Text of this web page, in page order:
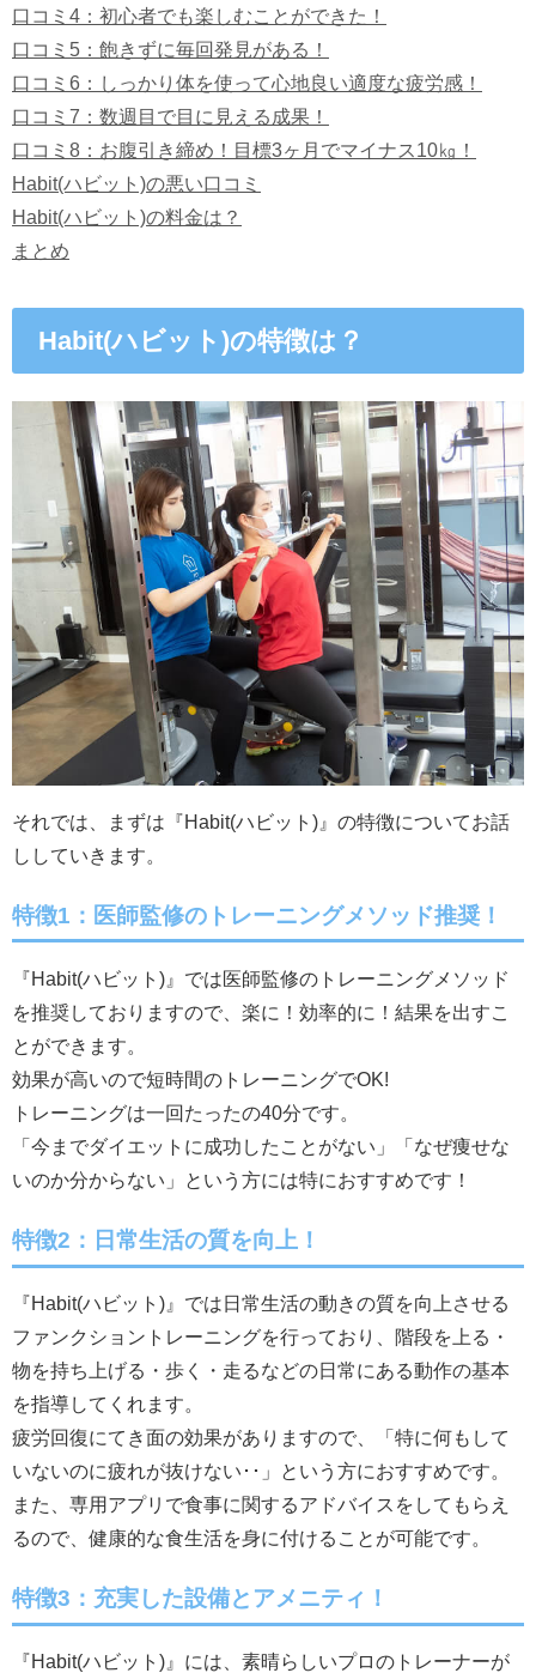
口コミ4：初心者でも楽しむことができた！
口コミ5：飽きずに毎回発見がある！
口コミ6：しっかり体を使って心地良い適度な疲労感！
口コミ7：数週目で目に見える成果！
口コミ8：お腹引き締め！目標3ヶ月でマイナス10㎏！
Habit(ハビット)の悪い口コミ
Habit(ハビット)の料金は？
まとめ
Habit(ハビット)の特徴は？
それでは、まずは『Habit(ハビット)』の特徴についてお話
ししていきます。
特徴1：医師監修のトレーニングメソッド推奨！
『Habit(ハビット)』では医師監修のトレーニングメソッド
を推奨しておりますので、楽に！効率的に！結果を出すこ
とができます。
効果が高いので短時間のトレーニングでOK!
トレーニングは一回たったの40分です。
「今までダイエットに成功したことがない」「なぜ痩せな
いのか分からない」という方には特におすすめです！
特徴2：日常生活の質を向上！
『Habit(ハビット)』では日常生活の動きの質を向上させる
ファンクショントレーニングを行っており、階段を上る・
物を持ち上げる・歩く・走るなどの日常にある動作の基本
を指導してくれます。
疲労回復にてき面の効果がありますので、「特に何もして
いないのに疲れが抜けない･･」という方におすすめです。
また、専用アプリで食事に関するアドバイスをしてもらえ
るので、健康的な食生活を身に付けることが可能です。
特徴3：充実した設備とアメニティ！
『Habit(ハビット)』には、素晴らしいプロのトレーナーが